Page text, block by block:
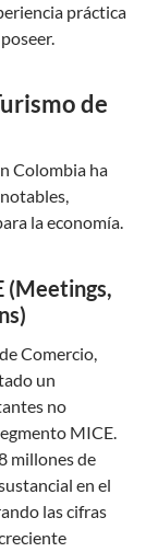
práctica
de
Colombia ha
la economía.
(Meetings,
Comercio,
un
no
MICE.
millones de
en el
las cifras